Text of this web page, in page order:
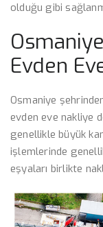
olduğu gibi
Evden
Osmaniye
evden eve nakliye
genellikle büyük
işlemlerinde
eşyaları birlikte